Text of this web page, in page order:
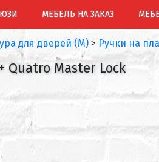
МЕБЕЛЬ НА ЗАКАЗ
для дверей (М) > Ручки на
Quatro Master Lock